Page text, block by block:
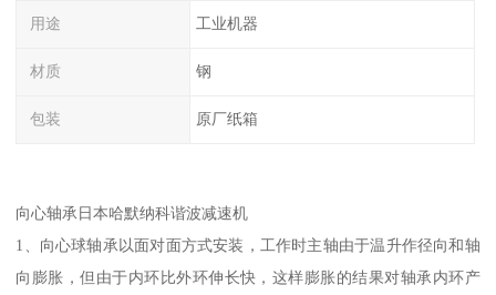
用途 工业机器
材质 钢
包装 原厂纸箱
向心轴承日本哈默纳科谐波减速机
1、向心球轴承以面对面方式安装，工作时主轴由于温升作径向和轴
向膨胀，但由于内环比外环伸长快，这样膨胀的结果对轴承内环产